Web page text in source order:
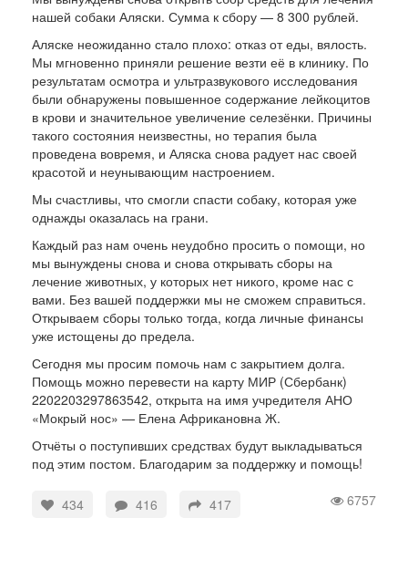
нашей собаки Аляски. Сумма к сбору — 8 300 рублей.
Аляске неожиданно стало плохо: отказ от еды, вялость.
Мы мгновенно приняли решение везти её в клинику. По
результатам осмотра и ультразвукового исследования
были обнаружены повышенное содержание лейкоцитов
в крови и значительное увеличение селезёнки. Причины
такого состояния неизвестны, но терапия была
проведена вовремя, и Аляска снова радует нас своей
красотой и неунывающим настроением.
Мы счастливы, что смогли спасти собаку, которая уже
однажды оказалась на грани.
Каждый раз нам очень неудобно просить о помощи, но
мы вынуждены снова и снова открывать сборы на
лечение животных, у которых нет никого, кроме нас с
вами. Без вашей поддержки мы не сможем справиться.
Открываем сборы только тогда, когда личные финансы
уже истощены до предела.
Сегодня мы просим помочь нам с закрытием долга.
Помощь можно перевести на карту МИР (Сбербанк)
2202203297863542, открыта на имя учредителя АНО
«Мокрый нос» — Елена Африкановна Ж.
Отчёты о поступивших средствах будут выкладываться
под этим постом. Благодарим за поддержку и помощь!
6757
434 416 417